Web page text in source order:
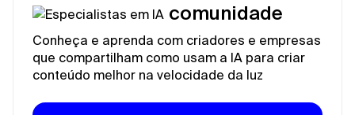
comunidade
Conheça e aprenda com criadores e empresas
que compartilham como usam a IA para criar
conteúdo melhor na velocidade da luz